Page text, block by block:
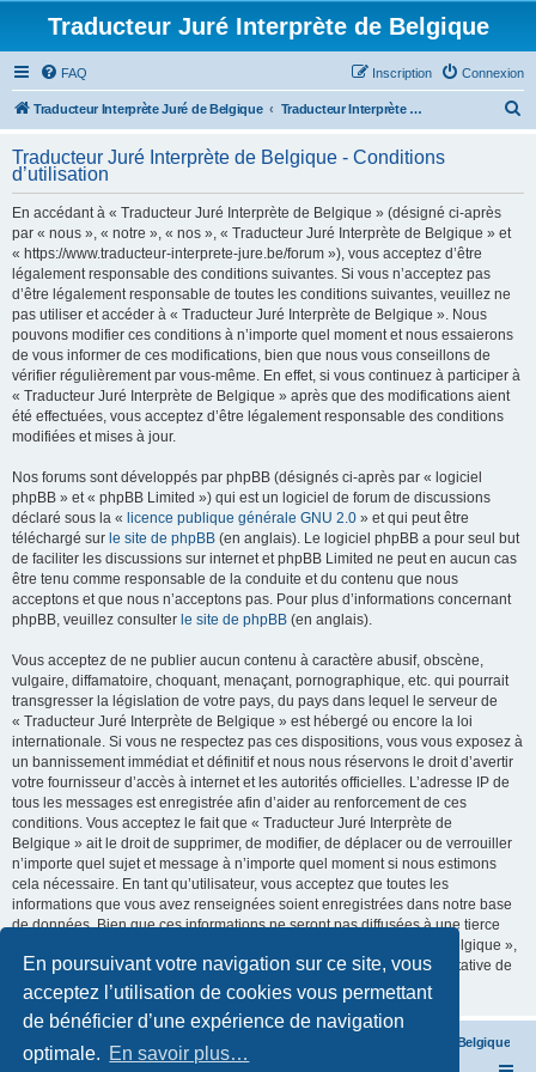
En poursuivant votre navigation sur ce site, vous
acceptez l’utilisation de cookies vous permettant
de bénéficier d’une expérience de navigation
optimale. En savoir plus…
Traducteur Juré Interprète de Belgique
FAQ Connexion
Inscription
Traducteur Interprète Juré de Belgique Traducteur Interprète Juré de Belgique
h
Traducteur Juré Interprète de Belgique - Conditions
d’utilisation
En accédant à « Traducteur Juré Interprète de Belgique » (désigné ci-après
par « nous », « notre », « nos », « Traducteur Juré Interprète de Belgique » et
« https://www.traducteur-interprete-jure.be/forum »), vous acceptez d’être
légalement responsable des conditions suivantes. Si vous n’acceptez pas
d’être légalement responsable de toutes les conditions suivantes, veuillez ne
pas utiliser et accéder à « Traducteur Juré Interprète de Belgique ». Nous
pouvons modifier ces conditions à n’importe quel moment et nous essaierons
de vous informer de ces modifications, bien que nous vous conseillons de
vérifier régulièrement par vous-même. En effet, si vous continuez à participer à
« Traducteur Juré Interprète de Belgique » après que des modifications aient
été effectuées, vous acceptez d’être légalement responsable des conditions
modifiées et mises à jour.
Nos forums sont développés par phpBB (désignés ci-après par « logiciel
phpBB » et « phpBB Limited ») qui est un logiciel de forum de discussions
déclaré sous la « licence publique générale GNU 2.0 » et qui peut être
téléchargé sur le site de phpBB (en anglais). Le logiciel phpBB a pour seul but
de faciliter les discussions sur internet et phpBB Limited ne peut en aucun cas
être tenu comme responsable de la conduite et du contenu que nous
acceptons et que nous n’acceptons pas. Pour plus d’informations concernant
phpBB, veuillez consulter le site de phpBB (en anglais).
Vous acceptez de ne publier aucun contenu à caractère abusif, obscène,
vulgaire, diffamatoire, choquant, menaçant, pornographique, etc. qui pourrait
transgresser la législation de votre pays, du pays dans lequel le serveur de
« Traducteur Juré Interprète de Belgique » est hébergé ou encore la loi
internationale. Si vous ne respectez pas ces dispositions, vous vous exposez à
un bannissement immédiat et définitif et nous nous réservons le droit d’avertir
votre fournisseur d’accès à internet et les autorités officielles. L’adresse IP de
tous les messages est enregistrée afin d’aider au renforcement de ces
conditions. Vous acceptez le fait que « Traducteur Juré Interprète de
Belgique » ait le droit de supprimer, de modifier, de déplacer ou de verrouiller
n’importe quel sujet et message à n’importe quel moment si nous estimons
cela nécessaire. En tant qu’utilisateur, vous acceptez que toutes les
informations que vous avez renseignées soient enregistrées dans notre base
de données. Bien que ces informations ne seront pas diffusées à une tierce
partie sans votre consentement, ni « Traducteur Juré Interprète de Belgique »,
ni phpBB, ne pourront être tenus comme responsables en cas de tentative de
piratage informatique visant à compromettre vos données.
Traducteur Interprète Juré de Belgique